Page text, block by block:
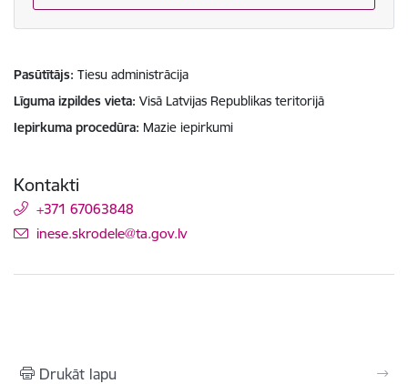
Pasūtītājs Tiesu administrācija
Līguma izpildes vieta Visā Latvijas Republikas teritorijā
Iepirkuma procedūra Mazie iepirkumi
Kontakti
+371 67063848
E-pasts:
inese.skrodele@ta.gov.lv
Drukāt lapu